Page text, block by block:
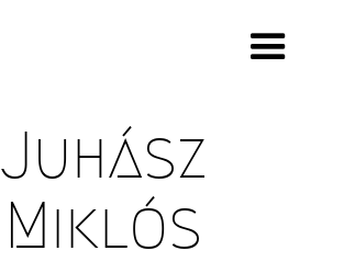
Juhász
Miklós